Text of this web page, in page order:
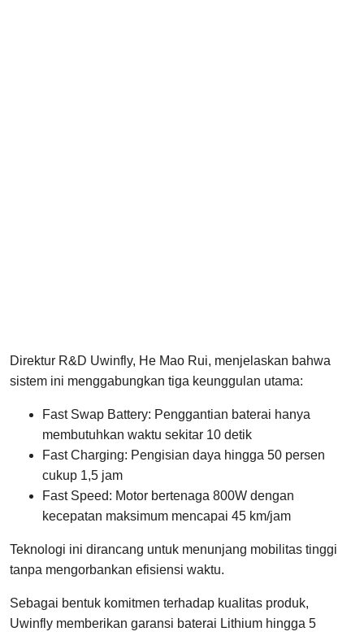
Direktur R&D Uwinfly, He Mao Rui, menjelaskan bahwa
sistem ini menggabungkan tiga keunggulan utama:
Fast Swap Battery: Penggantian baterai hanya
membutuhkan waktu sekitar 10 detik
Fast Charging: Pengisian daya hingga 50 persen
cukup 1,5 jam
Fast Speed: Motor bertenaga 800W dengan
kecepatan maksimum mencapai 45 km/jam
Teknologi ini dirancang untuk menunjang mobilitas tinggi
tanpa mengorbankan efisiensi waktu.
Sebagai bentuk komitmen terhadap kualitas produk,
Uwinfly memberikan garansi baterai Lithium hingga 5